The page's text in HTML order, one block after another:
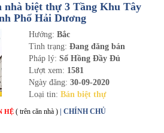
nhà biệt thự 3 Tầng Khu Tây
Phố Hải Dương
Hướng: Bắc
Tình trạng: Đang đăng bán
Pháp lý: Sổ Hồng Đầy Đủ
Lượt xem: 1581
Ngày đăng: 30-09-2020
Loại tin: Bán biệt thự
HỆ ( trên căn nhà ) | CHÍNH CHỦ